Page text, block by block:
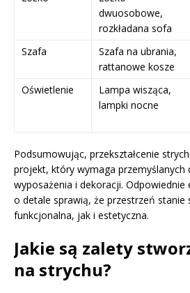
dwuosobowe,
rozkładana sofa
Szafa
Szafa na ubrania,
rattanowe kosze
Oświetlenie
Lampa wisząca,
lampki nocne
Podsumowując, przekształcenie
projekt, który wymaga przemyślanych
wyposażenia i dekoracji. Odpowiednie
o detale sprawią, że przestrzeń stanie
funkcjonalna, jak i estetyczna.
Jakie są zalety
na strychu?